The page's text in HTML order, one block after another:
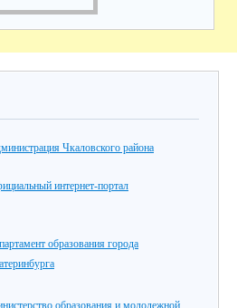
Чкаловского района
интернет-портал
образования города
образования и молодежной